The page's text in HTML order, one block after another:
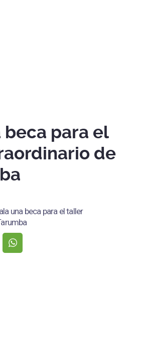
beca para el
de
una beca para el taller